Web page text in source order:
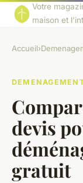
Votre
maison et
Accueil›
devis
gratuit